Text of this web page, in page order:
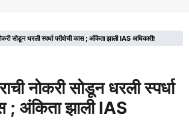
सोडून धरली स्पर्धा परीक्षेची कास ; अंकिता झाली IAS अधिकारी!
नोकरी सोडून धरली स्पर्धा
; अंकिता झाली IAS